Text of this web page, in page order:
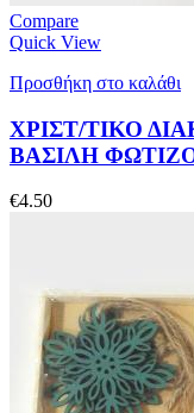
Compare
Quick View
Προσθήκη στο καλάθι
ΧΡΙΣΤ/ΤΙΚΟ
ΒΑΣΙΛΗ
€4.50